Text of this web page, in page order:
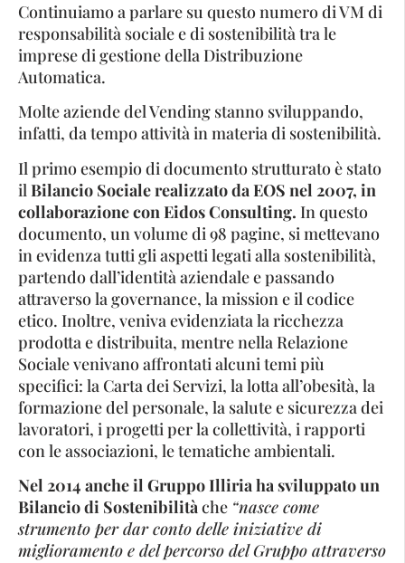
Continuiamo a parlare su questo numero di VM di
responsabilità sociale e di sostenibilità tra le
imprese di gestione della Distribuzione
Automatica.
Molte aziende del Vending stanno sviluppando,
infatti, da tempo attività in materia di sostenibilità.
Il primo esempio di documento strutturato è stato
il Bilancio Sociale realizzato da EOS nel 2007, in
collaborazione con Eidos Consulting. In questo
documento, un volume di 98 pagine, si mettevano
in evidenza tutti gli aspetti legati alla sostenibilità,
partendo dall’identità aziendale e passando
attraverso la governance, la mission e il codice
etico. Inoltre, veniva evidenziata la ricchezza
prodotta e distribuita, mentre nella Relazione
Sociale venivano affrontati alcuni temi più
specifici: la Carta dei Servizi, la lotta all’obesità, la
formazione del personale, la salute e sicurezza dei
lavoratori, i progetti per la collettività, i rapporti
con le associazioni, le tematiche ambientali.
Nel 2014 anche il Gruppo Illiria ha sviluppato un
Bilancio di Sostenibilitàche “nasce come
strumento per dar conto delle iniziative di
miglioramento e del percorso del Gruppo attraverso